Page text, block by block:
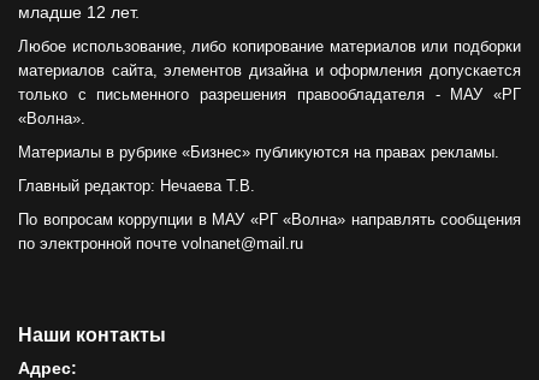
младше 12 лет.
Любое использование, либо копирование материалов или подборки
материалов сайта, элементов дизайна и оформления допускается
только с письменного разрешения правообладателя - МАУ «РГ
«Волна».
Материалы в рубрике «Бизнес» публикуются на правах рекламы.
Главный редактор: Нечаева Т.В.
По вопросам коррупции в МАУ «РГ «Волна» направлять сообщения
по электронной почте volnanet@mail.ru
Наши контакты
Адрес: